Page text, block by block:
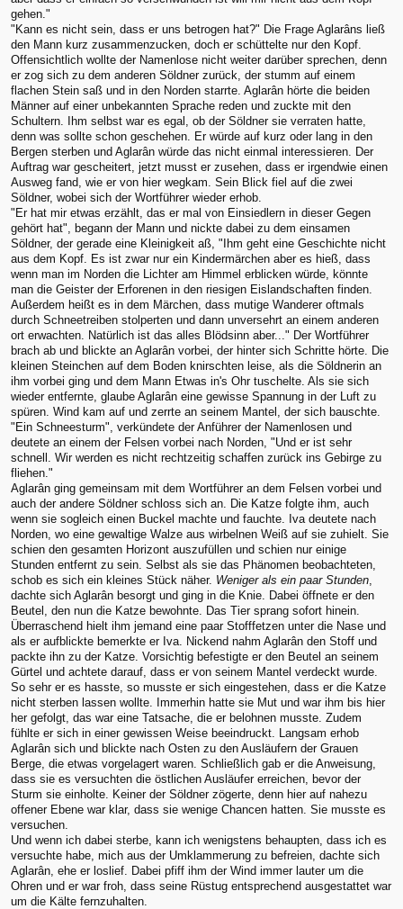
gehen."
"Kann es nicht sein, dass er uns betrogen hat?" Die Frage Aglarâns ließ
den Mann kurz zusammenzucken, doch er schüttelte nur den Kopf.
Offensichtlich wollte der Namenlose nicht weiter darüber sprechen, denn
er zog sich zu dem anderen Söldner zurück, der stumm auf einem
flachen Stein saß und in den Norden starrte. Aglarân hörte die beiden
Männer auf einer unbekannten Sprache reden und zuckte mit den
Schultern. Ihm selbst war es egal, ob der Söldner sie verraten hatte,
denn was sollte schon geschehen. Er würde auf kurz oder lang in den
Bergen sterben und Aglarân würde das nicht einmal interessieren. Der
Auftrag war gescheitert, jetzt musst er zusehen, dass er irgendwie einen
Ausweg fand, wie er von hier wegkam. Sein Blick fiel auf die zwei
Söldner, wobei sich der Wortführer wieder erhob.
"Er hat mir etwas erzählt, das er mal von Einsiedlern in dieser Gegen
gehört hat", begann der Mann und nickte dabei zu dem einsamen
Söldner, der gerade eine Kleinigkeit aß, "Ihm geht eine Geschichte nicht
aus dem Kopf. Es ist zwar nur ein Kindermärchen aber es hieß, dass
wenn man im Norden die Lichter am Himmel erblicken würde, könnte
man die Geister der Erforenen in den riesigen Eislandschaften finden.
Außerdem heißt es in dem Märchen, dass mutige Wanderer oftmals
durch Schneetreiben stolperten und dann unversehrt an einem anderen
ort erwachten. Natürlich ist das alles Blödsinn aber..." Der Wortführer
brach ab und blickte an Aglarân vorbei, der hinter sich Schritte hörte. Die
kleinen Steinchen auf dem Boden knirschten leise, als die Söldnerin an
ihm vorbei ging und dem Mann Etwas in's Ohr tuschelte. Als sie sich
wieder entfernte, glaube Aglarân eine gewisse Spannung in der Luft zu
spüren. Wind kam auf und zerrte an seinem Mantel, der sich bauschte.
"Ein Schneesturm", verkündete der Anführer der Namenlosen und
deutete an einem der Felsen vorbei nach Norden, "Und er ist sehr
schnell. Wir werden es nicht rechtzeitig schaffen zurück ins Gebirge zu
fliehen."
Aglarân ging gemeinsam mit dem Wortführer an dem Felsen vorbei und
auch der andere Söldner schloss sich an. Die Katze folgte ihm, auch
wenn sie sogleich einen Buckel machte und fauchte. Iva deutete nach
Norden, wo eine gewaltige Walze aus wirbelnen Weiß auf sie zuhielt. Sie
schien den gesamten Horizont auszufüllen und schien nur einige
Stunden entfernt zu sein. Selbst als sie das Phänomen beobachteten,
schob es sich ein kleines Stück näher. Weniger als ein paar Stunden
dachte sich Aglarân besorgt und ging in die Knie. Dabei öffnete er den
Beutel, den nun die Katze bewohnte. Das Tier sprang sofort hinein.
Überraschend hielt ihm jemand eine paar Stofffetzen unter die Nase und
als er aufblickte bemerkte er Iva. Nickend nahm Aglarân den Stoff und
packte ihn zu der Katze. Vorsichtig befestigte er den Beutel an seinem
Gürtel und achtete darauf, dass er von seinem Mantel verdeckt wurde.
So sehr er es hasste, so musste er sich eingestehen, dass er die Katze
nicht sterben lassen wollte. Immerhin hatte sie Mut und war ihm bis hier
her gefolgt, das war eine Tatsache, die er belohnen musste. Zudem
fühlte er sich in einer gewissen Weise beeindruckt. Langsam erhob
Aglarân sich und blickte nach Osten zu den Ausläufern der Grauen
Berge, die etwas vorgelagert waren. Schließlich gab er die Anweisung,
dass sie es versuchten die östlichen Ausläufer erreichen, bevor der
Sturm sie einholte. Keiner der Söldner zögerte, denn hier auf nahezu
offener Ebene war klar, dass sie wenige Chancen hatten. Sie musste es
versuchen.
Und wenn ich dabei sterbe, kann ich wenigstens behaupten, dass ich es
versuchte habe, mich aus der Umklammerung zu befreien, dachte sich
Aglarân, ehe er loslief. Dabei pfiff ihm der Wind immer lauter um die
Ohren und er war froh, dass seine Rüstug entsprechend ausgestattet war
um die Kälte fernzuhalten.